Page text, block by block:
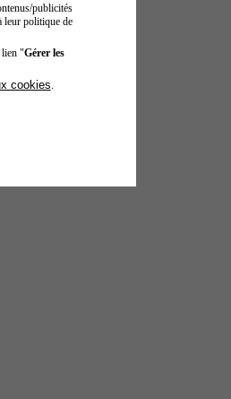
publicités
leur politique de
"Gérer les
cookies